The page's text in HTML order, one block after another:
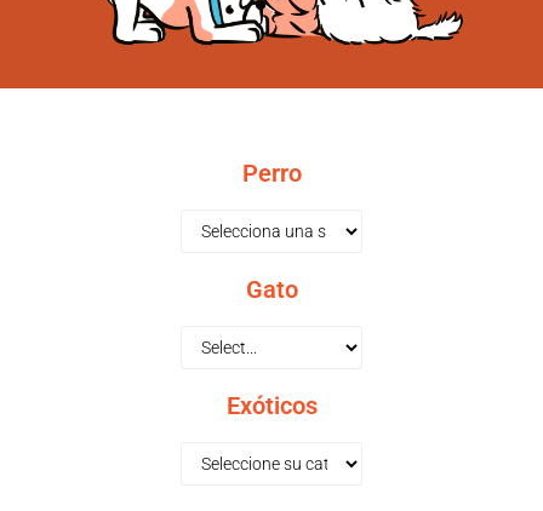
Perro
Gato
Exóticos